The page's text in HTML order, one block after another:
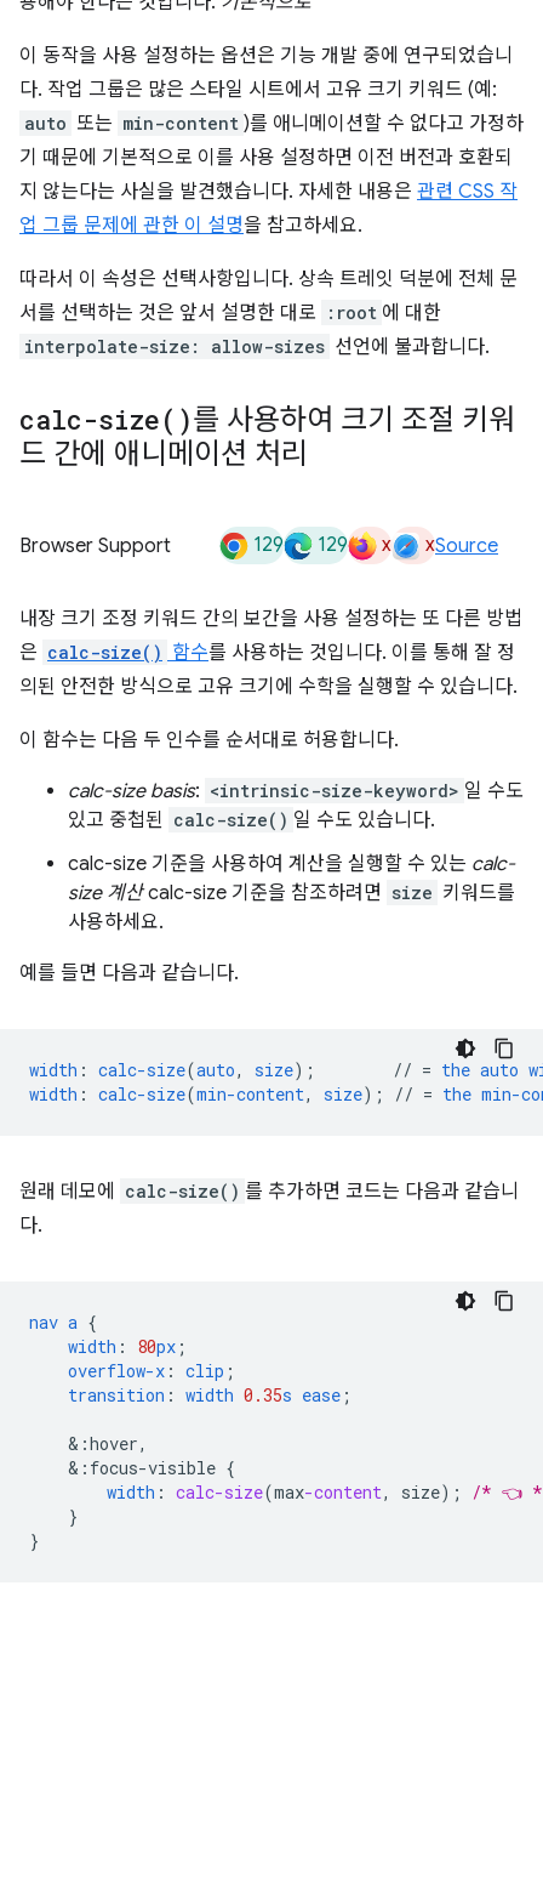
이 동작을 사용 설정하는 옵션은 기능 개발 중에 연구되었습니
다. 작업 그룹은 많은 스타일 시트에서 고유 크기 키워드 (예:
auto 또는 min-content )를 애니메이션할 수 없다고 가정하
기 때문에 기본적으로 이를 사용 설정하면 이전 버전과 호환되
지 않는다는 사실을 발견했습니다. 자세한 내용은 관련 CSS 작
업 그룹 문제에 관한 이 설명을 참고하세요.
따라서 이 속성은 선택사항입니다. 상속 트레잇 덕분에 전체 문
서를 선택하는 것은 앞서 설명한 대로
:root 에 대한
interpolate-size: allow-sizes 선언에 불과합니다.
calc-size( )를 사용하여 크기 조절 키워
드 간에 애니메이션 처리
Browser Support 129 129 x xSource
내장 크기 조정 키워드 간의 보간을 사용 설정하는 또 다른 방법
은 calc-size() 함수를 사용하는 것입니다. 이를 통해 잘 정
의된 안전한 방식으로 고유 크기에 수학을 실행할 수 있습니다.
이 함수는 다음 두 인수를 순서대로 허용합니다.
calc-size basis: <intrinsic-size-keyword> 일 수도
있고 중첩된 calc-size() 일 수도 있습니다.
calc-size 기준을 사용하여 계산을 실행할 수 있는 calc-
size 계산calc-size 기준을 참조하려면 size 키워드를
사용하세요.
예를 들면 다음과 같습니다.
width : calc-size(auto, size); // = the auto
width : calc-size(min-content, size); // = the min-
원래 데모에 calc-size() 를 추가하면 코드는 다음과 같습니
다.
nav a {
width : 80px ;
overflow-x : clip ;
transition : width 0.35s ease ;
& :hover,
& :focus-visible {
width : calc-size(max-content, size);
/* 👈
}
}